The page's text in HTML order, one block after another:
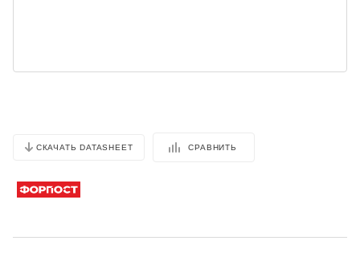
СКАЧАТЬ DATASHEET СРАВНИТЬ